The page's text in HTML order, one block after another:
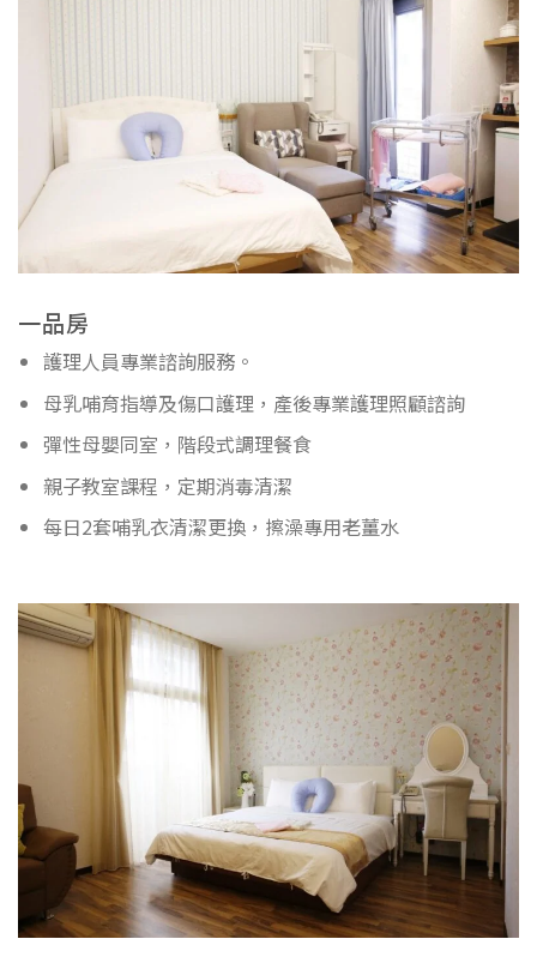
一品房
護理人員專業諮詢服務。
母乳哺育指導及傷口護理，產後專業護理照顧諮詢
彈性母嬰同室，階段式調理餐食
親子教室課程，定期消毒清潔
每日2套哺乳衣清潔更換，擦澡專用老薑水